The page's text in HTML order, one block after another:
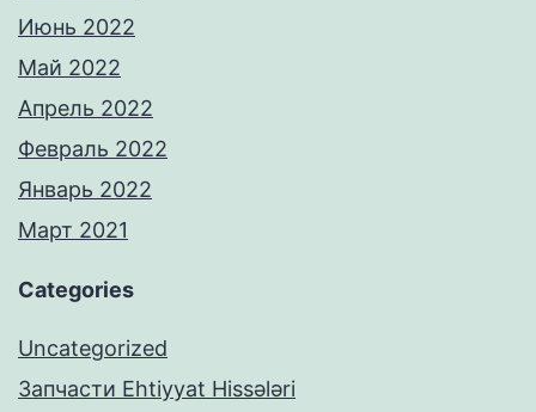
Июнь 2022
Май 2022
Апрель 2022
Февраль 2022
Январь 2022
Март 2021
Categories
Uncategorized
Запчасти Ehtiyyat Hissələri